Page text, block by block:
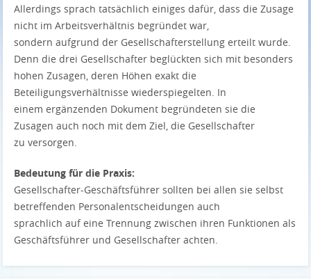
Allerdings sprach tatsächlich einiges dafür, dass die Zusage
nicht im Arbeitsverhältnis begründet war,
sondern aufgrund der Gesellschafterstellung erteilt wurde.
Denn die drei Gesellschafter beglückten sich mit besonders
hohen Zusagen, deren Höhen exakt die
Beteiligungsverhältnisse wiederspiegelten. In
einem ergänzenden Dokument begründeten sie die
Zusagen auch noch mit dem Ziel, die Gesellschafter
zu versorgen.
Bedeutung für die Praxis:
Gesellschafter-Geschäftsführer sollten bei allen sie selbst
betreffenden Personalentscheidungen auch
sprachlich auf eine Trennung zwischen ihren Funktionen als
Geschäftsführer und Gesellschafter achten.